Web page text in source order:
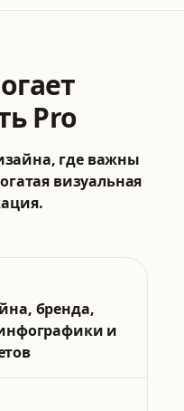
Pro
где важны
визуальная
бренда,
и